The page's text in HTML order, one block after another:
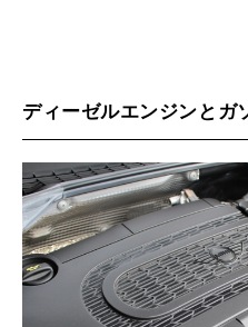
ディーゼルエンジンとガ